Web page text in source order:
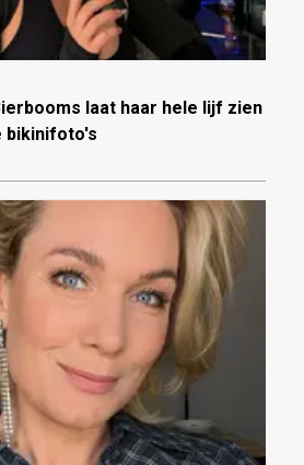
laat haar hele lijf zien
bikinifoto's